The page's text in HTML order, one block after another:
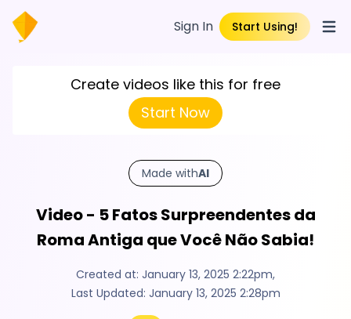
Sign In Start Using!
Create videos like this for free
Start Now
Made withAI
Video - 5 Fatos Surpreendentes da
Roma Antiga que Você Não Sabia!
Created at: January 13, 2025 2:22pm,
Last Updated: January 13, 2025 2:28pm